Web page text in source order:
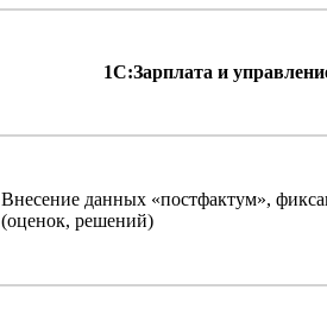
1С:Зарплата и
Внесение данных «постфактум»,
(оценок, решений)